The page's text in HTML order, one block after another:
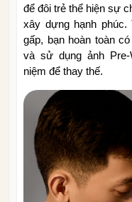
để đôi trẻ thể hiện sự
xây dựng hạnh phúc.
gấp, bạn hoàn toàn
và sử dụng ảnh Pre-
niệm để thay thế.